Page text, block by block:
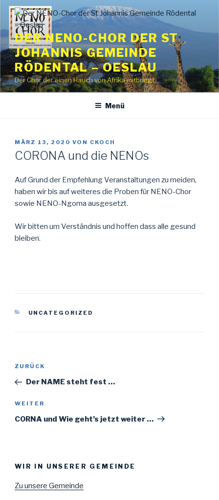
Zum
Inhalt
springen
DER NENO-CHOR DER ST
JOHANNIS GEMEINDE
RÖDENTAL – OESLAU
Der Chor der einen Hauch von Afrika mitbringt
Menü
VERÖFFENTLICHT
AM
MÄRZ 13, 2020 VON CKOCH
CORONA und die NENOs
Auf Grund der Empfehlung Veranstaltungen zu meiden,
haben wir bis auf weiteres die Proben für NENO-Chor
sowie NENO-Ngoma ausgesetzt.
Wir bitten um Verständnis und hoffen dass alle gesund
bleiben.
KATEGORIEN
UNCATEGORIZED
Beitragsnavigation
Vorheriger
Beitrag
ZURÜCK
Der NAME steht fest …
Nächster
Beitrag
WEITER
CORNA und Wie geht’s jetzt weiter …
WIR IN UNSERER GEMEINDE
Zu unsere Gemeinde